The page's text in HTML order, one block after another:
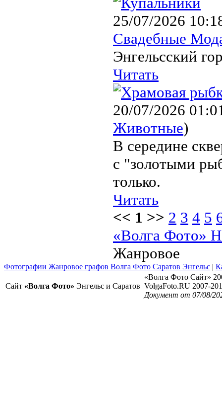
25/07/2026
Свадебные
Энгельсский
Читать
20/07/2026
Животные)
В середине
с "золотыми
только.
Читать
<< 1 >> 2 3 4 5
«Волга Фото»
Жанровое
Фотографии Жанровое графов Волга Фото Саратов Энгельс |
Сайт «Волга Фото» Энгельс и Саратов
«Волга Фото Сайт»
VolgaFoto.RU 2007-
Документ от 07/08/